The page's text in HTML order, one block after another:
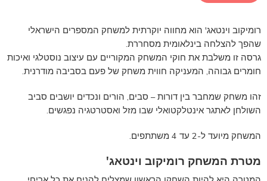
רומיקוב וינטאג' הוא מחווה יוקרתית למשחק המספרים הישראלי
שהפך להצלחה בינלאומית מסחררת.
גרסה זו משלבת את חוקי המשחק המקוריים עם עיצוב נוסטלגי ואיכות
חומרים גבוהה, המעניקה חווית משחק של פעם בסביבה מודרנית.
זהו משחק שמחבר בין דורות – סבים, הורים ונכדים יושבים סביב
השולחן לאתגר אינטלקטואלי שבו מזל ואסטרטגיה נפגשים.
המשחק מיועד ל-2 עד 4 משתתפים.
מטרת המשחק רומיקוב וינטאג'